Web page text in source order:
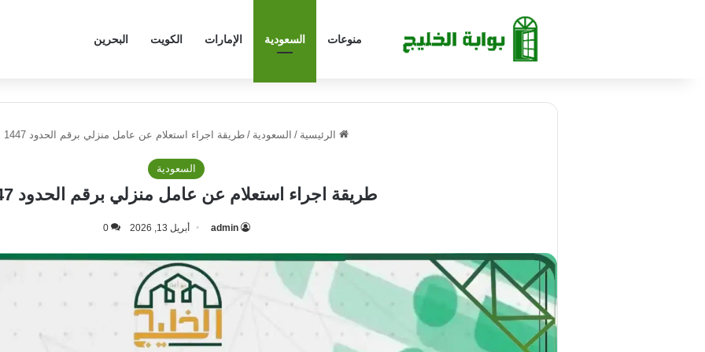
منوعات السعودية الإمارات الكويت البحرين
الرئيسية / السعودية / طريقة اجراء استعلام عن عامل منزلي برقم الحدود 1447
السعودية
طريقة اجراء استعلام عن عامل منزلي برقم الحدود 1447
admin أبريل 13, 2026 0